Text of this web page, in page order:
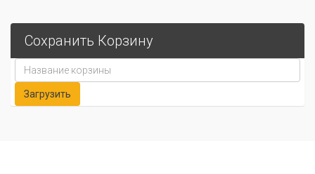
Сохранить Корзину